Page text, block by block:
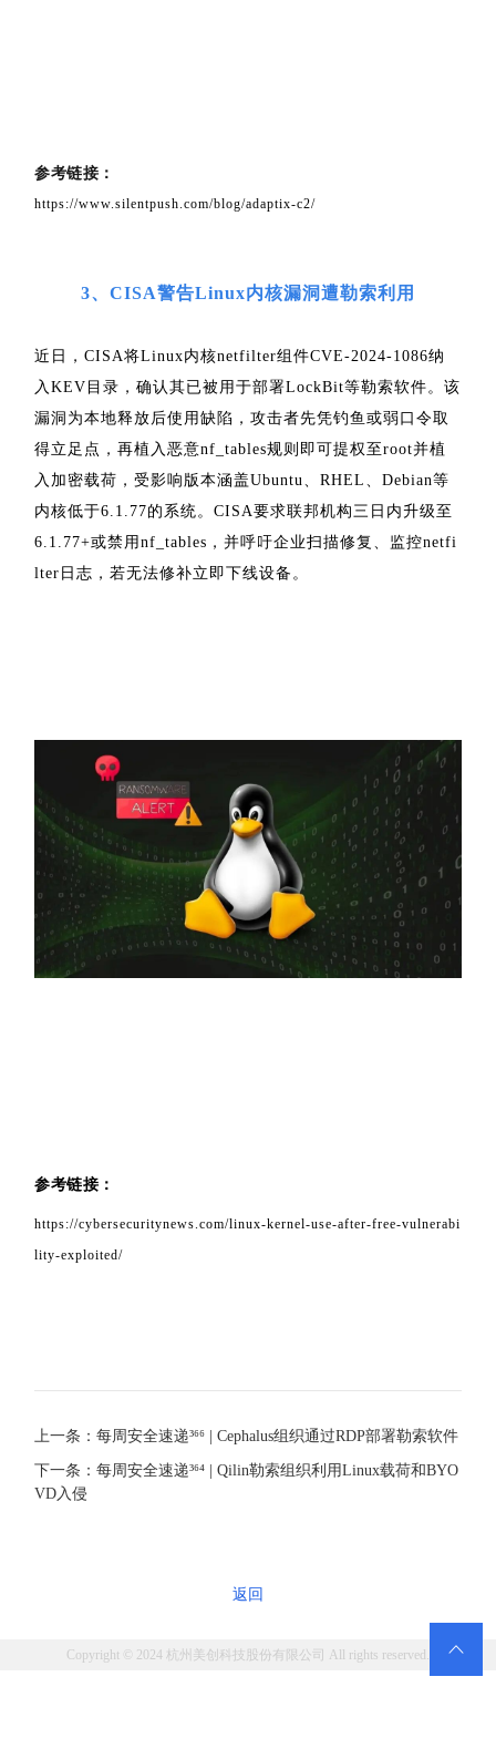
参考链接：
https://www.silentpush.com/blog/adaptix-c2/
3、 CISA警告Linux内核漏洞遭勒索利用
近日，CISA将Linux内核netfilter组件CVE-2024-1086纳
入KEV目录，确认其已被用于部署LockBit等勒索软件。该
漏洞为本地释放后使用缺陷，攻击者先凭钓鱼或弱口令取
得立足点，再植入恶意nf_tables规则即可提权至root并植
入加密载荷，受影响版本涵盖Ubuntu、RHEL、Debian等
内核低于6.1.77的系统。CISA要求联邦机构三日内升级至
6.1.77+或禁用nf_tables，并呼吁企业扫描修复、监控netfi
lter日志，若无法修补立即下线设备。
参考链接：
https://cybersecuritynews.com/linux-kernel-use-after-free-vulnerabi
lity-exploited/
上一条：每周安全速递³⁶⁶ | Cephalus组织通过RDP部署勒索软件
下一条：每周安全速递³⁶⁴ | Qilin勒索组织利用Linux载荷和BYO
VD入侵
返回
Copyright © 2024 杭州美创科技股份有限公司 All rights reserved. 